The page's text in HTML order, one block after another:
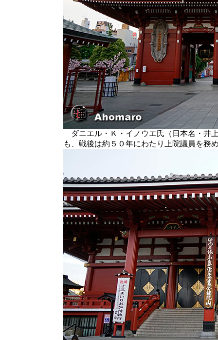
ダニエル・Ｋ・イノウエ氏（日本名・井
も、戦後は約５０年にわたり上院議員を務